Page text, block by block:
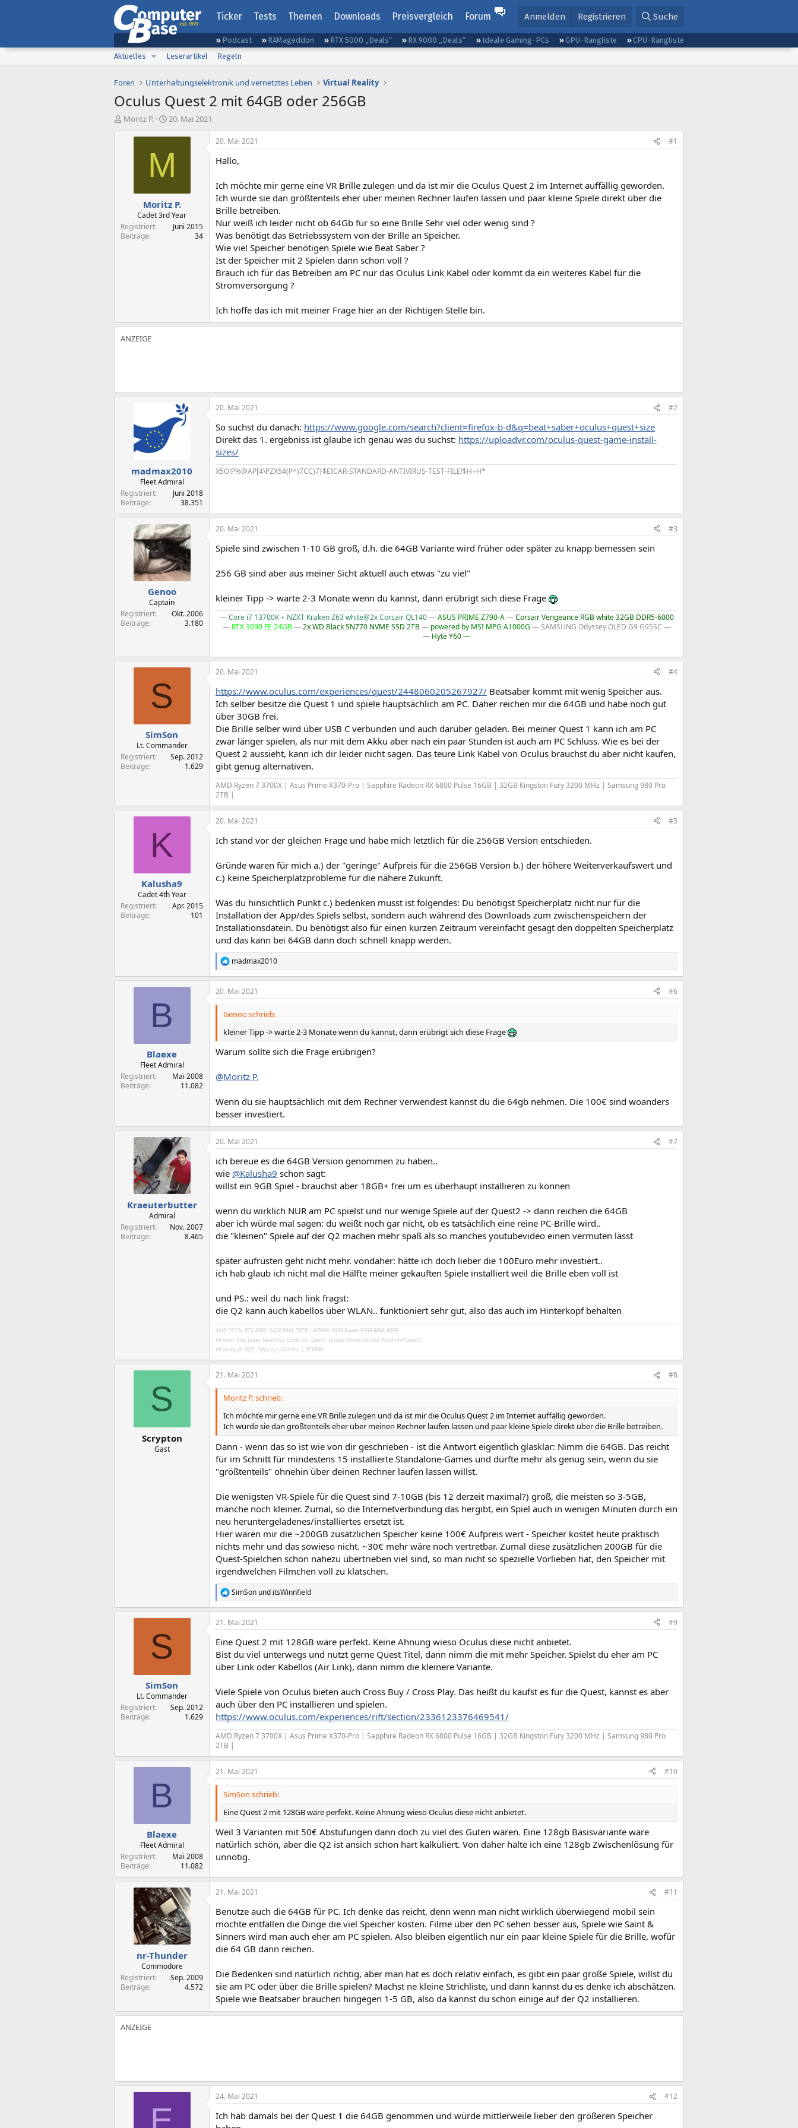
Ticker Tests Themen Downloads Preisvergleich Forum Anmelden Registrieren Suche
Podcast RAMageddon RTX 5000 „Deals“ RX 9000 „Deals“ Ideale Gaming-PCs GPU-Rangliste
CPU-Rangliste
Aktuelles
Leserartikel Regeln
Foren Unterhaltungselektronik und vernetztes Leben Virtual Reality
Oculus Quest 2 mit 64GB oder 256GB
E
Moritz P.
E
s
e
t
a
m
20. Mai 2021
M
Moritz P.
Cadet 3rd Year
Registriert
Juni 2015
Beiträge
34
20. Mai 2021 #1
Hallo,
Ich möchte mir gerne eine VR Brille zulegen und da ist mir die Oculus Quest 2 im Internet auffällig geworden.
Ich würde sie dan größtenteils eher über meinen Rechner laufen lassen und paar kleine Spiele direkt über die
Brille betreiben.
Nur weiß ich leider nicht ob 64Gb für so eine Brille Sehr viel oder wenig sind ?
Was benötigt das Betriebssystem von der Brille an Speicher.
Wie viel Speicher benötigen Spiele wie Beat Saber ?
Ist der Speicher mit 2 Spielen dann schon voll ?
Brauch ich für das Betreiben am PC nur das Oculus Link Kabel oder kommt da ein weiteres Kabel für die
Stromversorgung ?
Ich hoffe das ich mit meiner Frage hier an der Richtigen Stelle bin.
madmax2010
Fleet Admiral
Registriert
Juni 2018
Beiträge
38.351
20. Mai 2021 #2
So suchst du danach: https://www.google.com/search?client=firefox-b-d&q=beat+saber+oculus+quest+size
Direkt das 1. ergebniss ist glaube ich genau was du suchst: https://uploadvr.com/oculus-quest-game-install-
sizes/
X5O!P%@AP[4\PZX54(P^)7CC)7}$EICAR-STANDARD-ANTIVIRUS-TEST-FILE!$H+H*
Genoo
Captain
Registriert
Okt. 2006
Beiträge
3.180
20. Mai 2021 #3
Spiele sind zwischen 1-10 GB groß, d.h. die 64GB Variante wird früher oder später zu knapp bemessen sein
256 GB sind aber aus meiner Sicht aktuell auch etwas "zu viel"
kleiner Tipp -> warte 2-3 Monate wenn du kannst, dann erübrigt sich diese Frage
―Core i7 13700K + NZXT Kraken Z63 white@2x Corsair QL140―ASUS PRIME Z790-A―Corsair Vengeance RGB white 32GB DDR5-6000
― RTX 3090 FE 24GB―2x WD Black SN770 NVME SSD 2TB― powered by MSI MPG A1000G ― SAMSUNG Odyssey OLED G9 G95SC ―
― Hyte Y60 ―
S
SimSon
Lt. Commander
Registriert
Sep. 2012
Beiträge
1.629
20. Mai 2021 #4
https://www.oculus.com/experiences/quest/2448060205267927/ Beatsaber kommt mit wenig Speicher aus.
Ich selber besitze die Quest 1 und spiele hauptsächlich am PC. Daher reichen mir die 64GB und habe noch gut
über 30GB frei.
Die Brille selber wird über USB C verbunden und auch darüber geladen. Bei meiner Quest 1 kann ich am PC
zwar länger spielen, als nur mit dem Akku aber nach ein paar Stunden ist auch am PC Schluss. Wie es bei der
Quest 2 aussieht, kann ich dir leider nicht sagen. Das teure Link Kabel von Oculus brauchst du aber nicht kaufen,
gibt genug alternativen.
AMD Ryzen 7 3700X | Asus Prime X370-Pro | Sapphire Radeon RX 6800 Pulse 16GB | 32GB Kingston Fury 3200 MHz | Samsung 980 Pro
2TB |
K
Kalusha9
Cadet 4th Year
Registriert
Apr. 2015
Beiträge
101
20. Mai 2021 #5
Ich stand vor der gleichen Frage und habe mich letztlich für die 256GB Version entschieden.
Gründe waren für mich a.) der "geringe" Aufpreis für die 256GB Version b.) der höhere Weiterverkaufswert und
c.) keine Speicherplatzprobleme für die nähere Zukunft.
Was du hinsichtlich Punkt c.) bedenken musst ist folgendes: Du benötigst Speicherplatz nicht nur für die
Installation der App/des Spiels selbst, sondern auch während des Downloads zum zwischenspeichern der
Installationsdatein. Du benötigst also für einen kurzen Zeitraum vereinfacht gesagt den doppelten Speicherplatz
und das kann bei 64GB dann doch schnell knapp werden.
R
e
a
k
t
e
n
madmax2010
B
Blaexe
Fleet Admiral
Registriert
Mai 2008
Beiträge
11.082
20. Mai 2021 #6
Genoo schrieb:
kleiner Tipp -> warte 2-3 Monate wenn du kannst, dann erübrigt sich diese Frage
Warum sollte sich die Frage erübrigen?
@Moritz P.
Wenn du sie hauptsächlich mit dem Rechner verwendest kannst du die 64gb nehmen. Die 100€ sind woanders
besser investiert.
Kraeuterbutter
Admiral
Registriert
Nov. 2007
Beiträge
8.465
20. Mai 2021 #7
ich bereue es die 64GB Version genommen zu haben..
wie @Kalusha9 schon sagt:
willst ein 9GB Spiel - brauchst aber 18GB+ frei um es überhaupt installieren zu können
wenn du wirklich NUR am PC spielst und nur wenige Spiele auf der Quest2 -> dann reichen die 64GB
aber ich würde mal sagen: du weißt noch gar nicht, ob es tatsächlich eine reine PC-Brille wird..
die "kleinen" Spiele auf der Q2 machen mehr spaß als so manches youtubevideo einen vermuten lässt
später aufrüsten geht nicht mehr. vondaher: hätte ich doch lieber die 100Euro mehr investiert..
ich hab glaub ich nicht mal die Hälfte meiner gekauften Spiele installiert weil die Brille eben voll ist
und PS.: weil du nach link fragst:
die Q2 kann auch kabellos über WLAN.. funktioniert sehr gut, also das auch im Hinterkopf behalten
AMD 5950x, RTX 4080, 64GB RAM, 70TB | i6700K, 2070 Super, 32GB RAM, 50TB
VR noch: Vive, Index, ReverbG2, Oculu Go, Quest1, Quest2, Pimax 5k Oled, Pico4 und Quest3
VR verkauft: RiftS, Odyssey+, Vive Pro 2, PCVR4k
S
Scrypton
Gast
21. Mai 2021 #8
Moritz P. schrieb:
Ich möchte mir gerne eine VR Brille zulegen und da ist mir die Oculus Quest 2 im Internet auffällig geworden.
Ich würde sie dan größtenteils eher über meinen Rechner laufen lassen und paar kleine Spiele direkt über die Brille betreiben.
Dann - wenn das so ist wie von dir geschrieben - ist die Antwort eigentlich glasklar: Nimm die 64GB. Das reicht
für im Schnitt für mindestens 15 installierte Standalone-Games und dürfte mehr als genug sein, wenn du sie
"größtenteils" ohnehin über deinen Rechner laufen lassen willst.
Die wenigsten VR-Spiele für die Quest sind 7-10GB (bis 12 derzeit maximal?) groß, die meisten so 3-5GB,
manche noch kleiner. Zumal, so die Internetverbindung das hergibt, ein Spiel auch in wenigen Minuten durch ein
neu heruntergeladenes/installiertes ersetzt ist.
Hier wären mir die ~200GB zusätzlichen Speicher keine 100€ Aufpreis wert - Speicher kostet heute praktisch
nichts mehr und das sowieso nicht. ~30€ mehr wäre noch vertretbar. Zumal diese zusätzlichen 200GB für die
Quest-Spielchen schon nahezu übertrieben viel sind, so man nicht so spezielle Vorlieben hat, den Speicher mit
irgendwelchen Filmchen voll zu klatschen.
R
e
a
k
i
o
n
e
:
SimSon und itsWinnfield
S
SimSon
Lt. Commander
Registriert
Sep. 2012
Beiträge
1.629
21. Mai 2021 #9
Eine Quest 2 mit 128GB wäre perfekt. Keine Ahnung wieso Oculus diese nicht anbietet.
Bist du viel unterwegs und nutzt gerne Quest Titel, dann nimm die mit mehr Speicher. Spielst du eher am PC
über Link oder Kabellos (Air Link), dann nimm die kleinere Variante.
Viele Spiele von Oculus bieten auch Cross Buy / Cross Play. Das heißt du kaufst es für die Quest, kannst es aber
auch über den PC installieren und spielen.
https://www.oculus.com/experiences/rift/section/2336123376469541/
AMD Ryzen 7 3700X | Asus Prime X370-Pro | Sapphire Radeon RX 6800 Pulse 16GB | 32GB Kingston Fury 3200 MHz | Samsung 980 Pro
2TB |
B
Blaexe
Fleet Admiral
Registriert
Mai 2008
Beiträge
11.082
21. Mai 2021 #10
SimSon schrieb:
Eine Quest 2 mit 128GB wäre perfekt. Keine Ahnung wieso Oculus diese nicht anbietet.
Weil 3 Varianten mit 50€ Abstufungen dann doch zu viel des Guten wären. Eine 128gb Basisvariante wäre
natürlich schön, aber die Q2 ist ansich schon hart kalkuliert. Von daher halte ich eine 128gb Zwischenlösung für
unnötig.
nr-Thunder
Commodore
Registriert
Sep. 2009
Beiträge
4.572
21. Mai 2021 #11
Benutze auch die 64GB für PC. Ich denke das reicht, denn wenn man nicht wirklich überwiegend mobil sein
möchte entfallen die Dinge die viel Speicher kosten. Filme über den PC sehen besser aus, Spiele wie Saint &
Sinners wird man auch eher am PC spielen. Also bleiben eigentlich nur ein paar kleine Spiele für die Brille, wofür
die 64 GB dann reichen.
Die Bedenken sind natürlich richtig, aber man hat es doch relativ einfach, es gibt ein paar große Spiele, willst du
sie am PC oder über die Brille spielen? Machst ne kleine Strichliste, und dann kannst du es denke ich abschätzen.
Spiele wie Beatsaber brauchen hingegen 1-5 GB, also da kannst du schon einige auf der Q2 installieren.
E
24. Mai 2021 #12
Ich hab damals bei der Quest 1 die 64GB genommen und würde mittlerweile lieber den größeren Speicher